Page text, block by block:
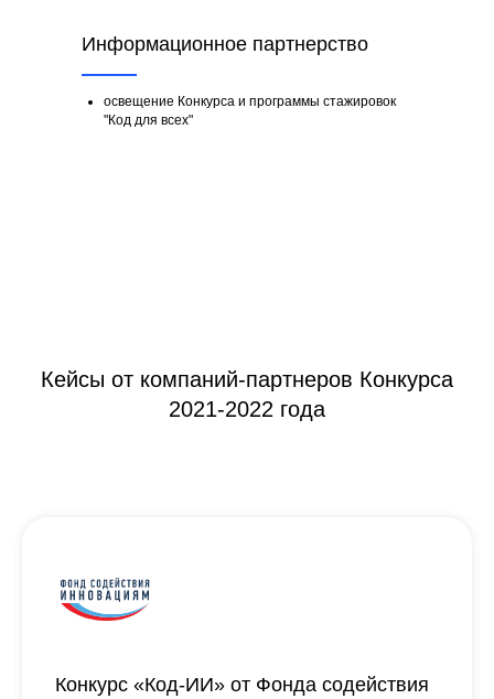
Информационное партнерство
освещение Конкурса и программы стажировок
"Код для всех"
Кейсы от компаний-партнеров Конкурса
2021-2022 года
Конкурс «Код-ИИ» от Фонда содействия